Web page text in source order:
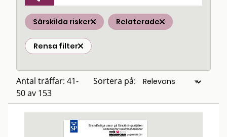
Särskilda risker Relaterade
Rensa filter
Antal träffar: 41-
50 av 153
Sortera på: